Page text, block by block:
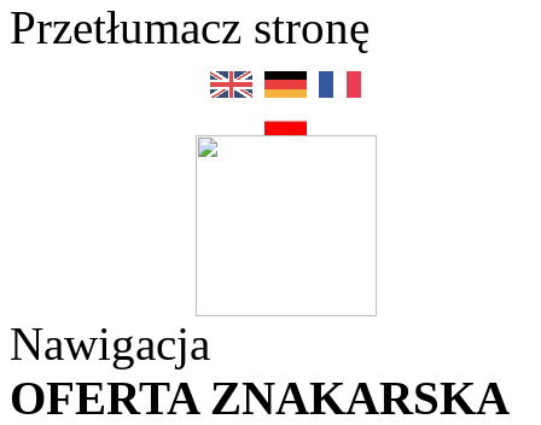
Przetłumacz stronę
Nawigacja
OFERTA ZNAKARSKA